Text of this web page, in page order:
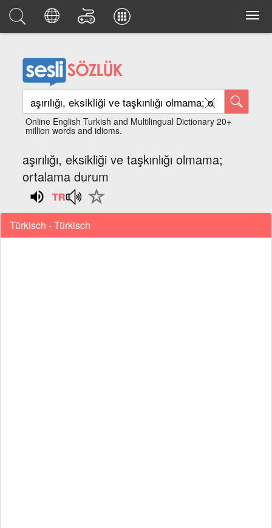
Online English Turkish and Multilingual Dictionary 20+
million words and idioms.
aşırılığı, eksikliği ve taşkınlığı olmama;
ortalama durum
Türkisch - Türkisch